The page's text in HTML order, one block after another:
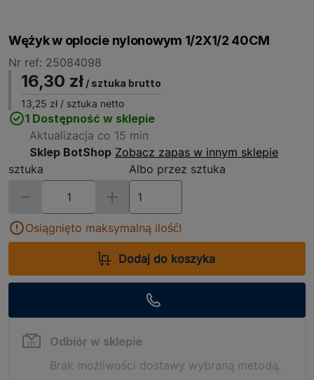
Wężyk w oplocie nylonowym 1/2X1/2 40CM
Nr ref: 25084098
16,30 zł / sztuka brutto
13,25 zł / sztuka netto
1 Dostępność w sklepie
Aktualizacja co 15 min
Sklep BotShop Zobacz zapas w innym sklepie
sztuka
Albo przez sztuka
Osiągnięto maksymalną ilość!
Dodaj do koszyka
Odbiór w sklepie
Brak możliwości dostawy wybraną metodą.